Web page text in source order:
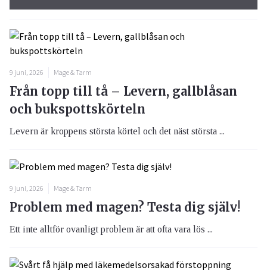
9 juni, 2026 Mage & Tarm
Från topp till tå – Levern, gallblåsan
och bukspottskörteln
Levern är kroppens största körtel och det näst största ...
9 juni, 2026 Mage & Tarm
Problem med magen? Testa dig själv!
Ett inte alltför ovanligt problem är att ofta vara lös ...